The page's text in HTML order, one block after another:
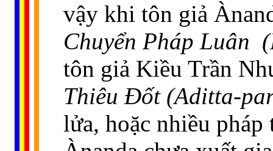
vậy khi tôn giả
Chuyển Pháp Luân
tôn giả Kiều Trần
Thiêu Ðốt (Aditta-
lửa, hoặc nhiều